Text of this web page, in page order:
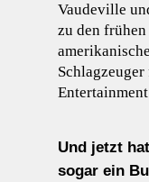
Vaudeville
zu den frühen
Und jetzt
sogar ein